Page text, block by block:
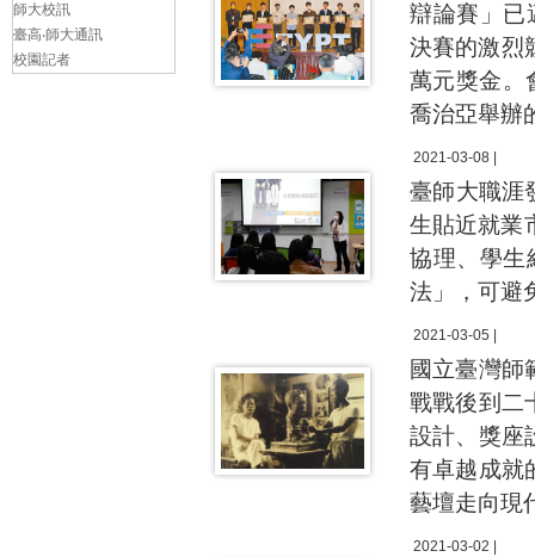
辯論賽」已
決賽的激烈
萬元獎金。
喬治亞舉辦
2021-03-08 |
臺師大職涯
生貼近就業
協理、學生
法」，可避
2021-03-05 |
國立臺灣師
戰戰後到二
設計、獎座
有卓越成就
藝壇走向現
2021-03-02 |
師大校訊
臺高‧師大通訊
校園記者